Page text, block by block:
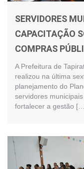
SERVIDORES
CAPACITAÇÃO
COMPRAS
A Prefeitura de
realizou na última
planejamento do
servidores
fortalecer a gestão